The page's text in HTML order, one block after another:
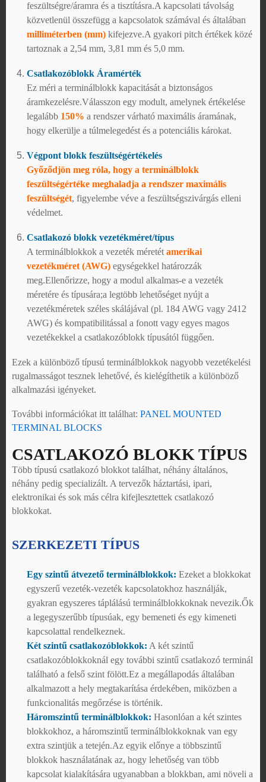
feszültségre/áramra és a tisztításra.A kapcsolati távolság
közvetlenül összefügg a kapcsolatok számával és általában
milliméterben (mm) kifejezve.A gyakori pitch értékek közé
tartoznak a 2,54 mm, 3,81 mm és 5,0 mm.
Csatlakozóblokk Áramérték
Ez méri a terminálblokk kapacitását a biztonságos
áramkezelésre.Válasszon egy modult, amelynek értékelése
legalább 150% a rendszer várható maximális áramának,
hogy elkerülje a túlmelegedést és a potenciális károkat.
Végpont blokk feszültségértékelés
Győződjön meg róla, hogy a terminálblokk
feszültségértéke meghaladja a rendszer maximális
feszültségét, figyelembe véve a feszültségszivárgás elleni
védelmet.
Csatlakozó blokk vezetékméret/típus
A terminálblokkok a vezeték méretét amerikai
vezetékméret (AWG) egységekkel határozzák
meg.Ellenőrizze, hogy a modul alkalmas-e a vezeték
méretére és típusára;a legtöbb lehetőséget nyújt a
vezetékméretek széles skálájával (pl. 184 AWG vagy 2412
AWG) és kompatibilitással a fonott vagy egyes magos
vezetékekkel a csatlakozóblokk típusától függően.
Ezek a különböző típusú terminálblokkok nagyobb vezetékelési
rugalmasságot tesznek lehetővé, és kielégíthetik a különböző
alkalmazási igényeket.
További információkat itt találhat: PANEL MOUNTED
TERMINAL BLOCKS
CSATLAKOZÓ BLOKK TÍPUS
Több típusú csatlakozó blokkot találhat, néhány általános,
néhány pedig specializált. A tervezők háztartási, ipari,
elektronikai és sok más célra kifejlesztettek csatlakozó
blokkokat.
SZERKEZETI TÍPUS
Egy szintű átvezető terminálblokkok: Ezeket a blokkokat
egyszerű vezeték-vezeték kapcsolatokhoz használják,
gyakran egyszeres táplálású terminálblokkoknak nevezik.Ők
a legegyszerűbb típusúak, egy bemeneti és egy kimeneti
kapcsolattal rendelkeznek.
Két szintű csatlakozóblokkok: A két szintű
csatlakozóblokkoknál egy további szintű csatlakozó terminál
található a felső szint fölött.Ez a megállapodás általában
alkalmazott a hely megtakarítása érdekében, miközben a
funkcionalitás megőrzése is történik.
Háromszintű terminálblokkok: Hasonlóan a két szintes
blokkokhoz, a háromszintű terminálblokkoknak van egy
extra szintjük a tetején.Az egyik előnye a többszintű
blokkok használatának az, hogy lehetőség van több
kapcsolat kialakítására ugyanabban a blokkban, ami növeli a